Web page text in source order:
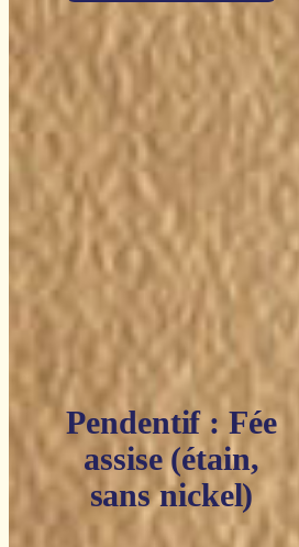
Pendentif : Fée
assise (étain,
sans nickel)